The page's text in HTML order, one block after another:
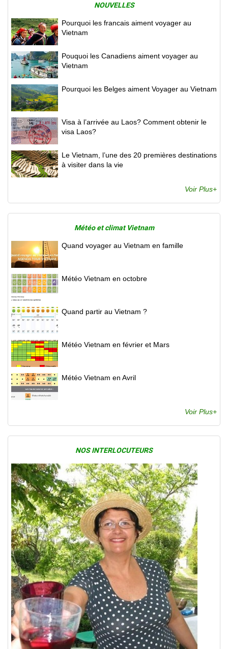
NOUVELLES
Pourquoi les francais aiment voyager au
Vietnam
Pouquoi les Canadiens aiment voyager au
Vietnam
Pourquoi les Belges aiment Voyager au Vietnam
Visa à l’arrivée au Laos? Comment obtenir le
visa Laos?
Le Vietnam, l’une des 20 premières destinations
à visiter dans la vie
Voir Plus+
Météo et climat Vietnam
Quand voyager au Vietnam en famille
Météo Vietnam en octobre
Quand partir au Vietnam ?
Météo Vietnam en février et Mars
Météo Vietnam en Avril
Voir Plus+
NOS INTERLOCUTEURS